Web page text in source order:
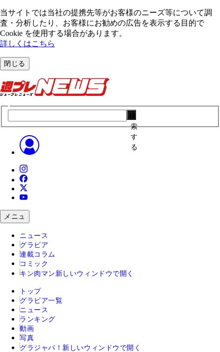
当サイトでは当社の提携先等がお客様のニーズ等について調
査・分析したり、お客様にお勧めの広告を表⽰する⽬的で
Cookie を使⽤する場合があります。
詳しくはこちら
閉じる
索
す
る
メニュ
ニュース
グラビア
連載コラム
コミック
キン肉マン 新しいウィンドウで開く
トップ
グラビア一覧
ニュース
ランキング
動画
写真
グラジャパ！ 新しいウィンドウで開く